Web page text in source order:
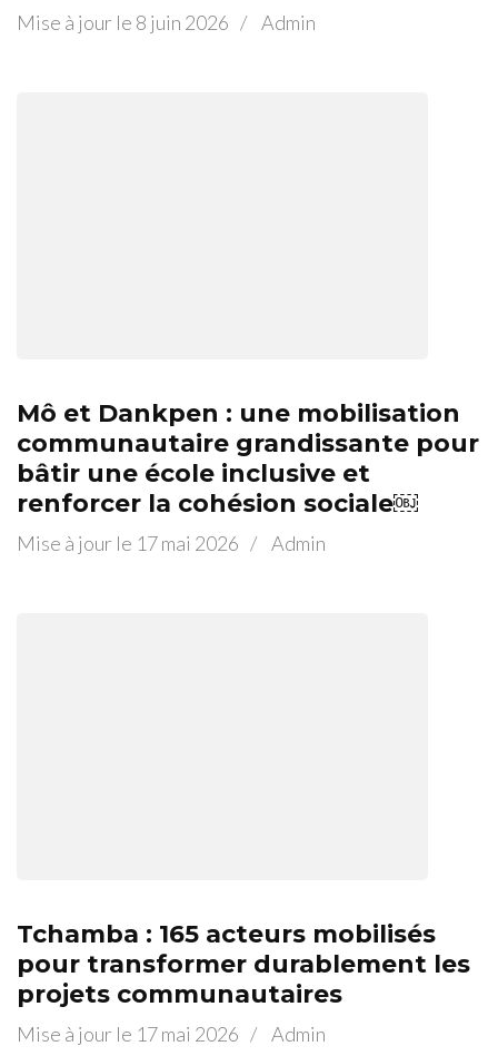
Mise à jour le 8 juin 2026 / Admin
Mô et Dankpen : une mobilisation
communautaire grandissante pour
bâtir une école inclusive et
renforcer la cohésion sociale￼
Mise à jour le 17 mai 2026 / Admin
Tchamba : 165 acteurs mobilisés
pour transformer durablement les
projets communautaires
Mise à jour le 17 mai 2026 / Admin